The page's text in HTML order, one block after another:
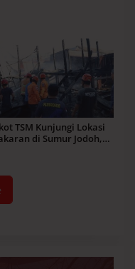
TSM Kunjungi Lokasi
di Sumur Jodoh,